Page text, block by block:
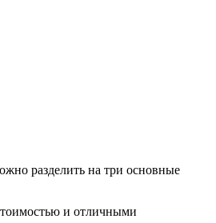
разделить на три основные
и отличными